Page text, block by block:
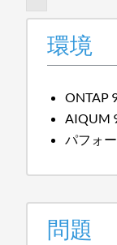
環境
ONTAP
AIQUM
パフォ
問題